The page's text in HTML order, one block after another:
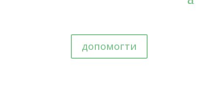
допомогти